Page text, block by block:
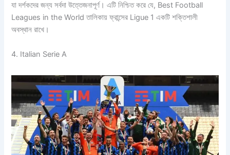
যা দর্শকদের জন্য সর্বদা উত্তেজনাপূর্ণ। এটি নিশ্চিত করে যে, Best Football
Leagues in the World তালিকায় ফ্রান্সের Ligue 1 একটি শক্তিশালী
অবস্থান রাখে।
4. Italian Serie A